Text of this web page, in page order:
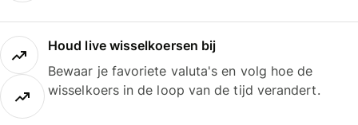
Houd live wisselkoersen bij
Bewaar je favoriete valuta's en volg hoe de
wisselkoers in de loop van de tijd verandert.